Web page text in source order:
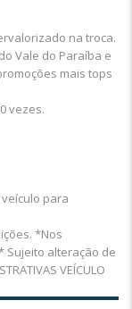
na troca.
Vale do Paraíba e
mais tops
vezes.
para
*Nos
Sujeito alteração de
VEÍCULO